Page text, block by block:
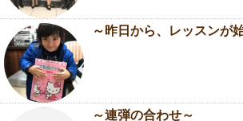
～昨日から、レッスンが
～連弾の合わせ～